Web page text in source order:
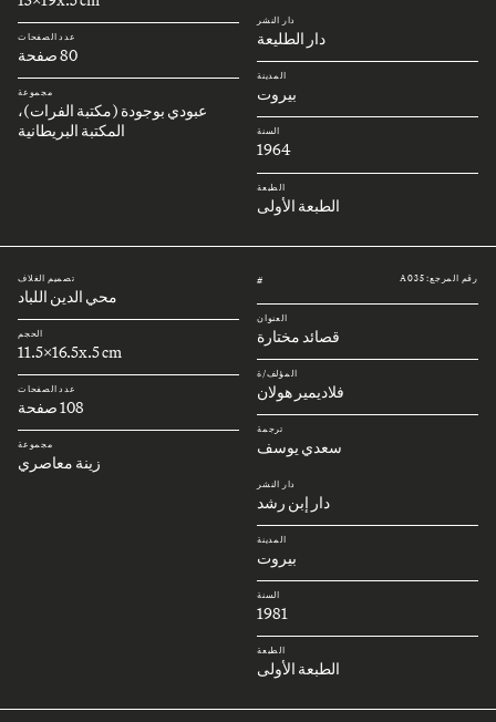
دار النشر
دار الطليعة
المدينة
بيروت
السنة
1964
الطبعة
الطبعة الأولى
عدد الصفحات
80 صفحة
مجموعة
عبودي بوجودة (مكتبة الفرات)،
المكتبة البريطانية
رقم المرجع: A035 #
العنوان
قصائد مختارة
المؤلف/ة
فلاديمير هولان
ترجمة
سعدي يوسف
دار النشر
دار إبن رشد
المدينة
بيروت
السنة
1981
الطبعة
الطبعة الأولى
تصميم الغلاف
محي الدين اللباد
الحجم
11.5x16.5x.5 cm
عدد الصفحات
108 صفحة
مجموعة
زينة معاصري